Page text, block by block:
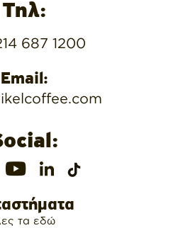
Τηλ:
687 1200
Email:
τα εδώ